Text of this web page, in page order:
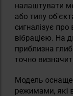
налаштувати
або типу
сигналізує
вібрацією. На
приблизна
точно
Модель
режимами, які